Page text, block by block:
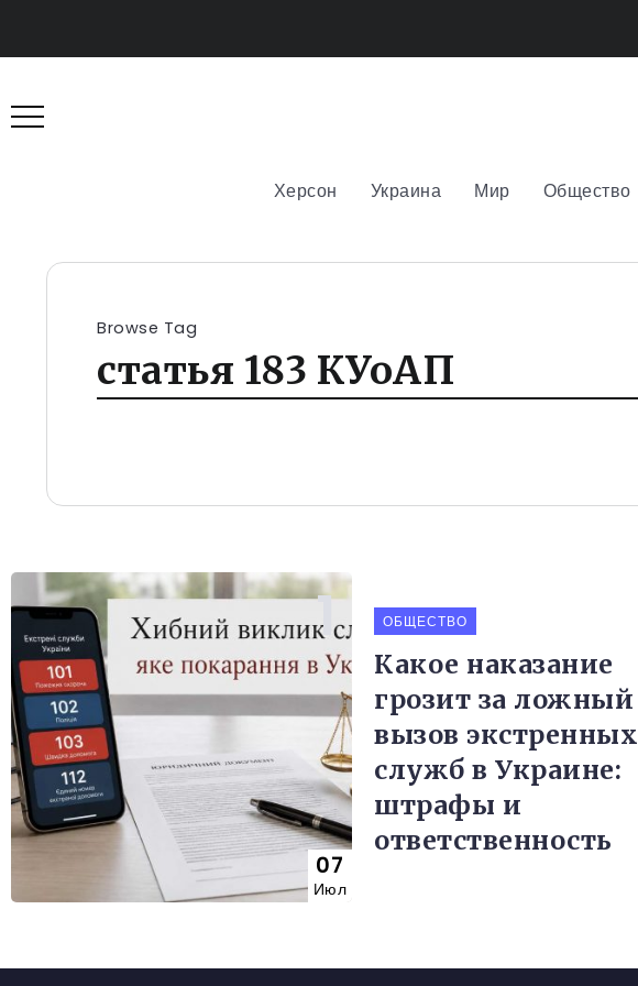
Херсон Украина Мир Общество
Browse Tag
статья 183 КУоАП
07
Июл
ОБЩЕСТВО
Какое наказание
грозит за ложный
вызов экстренных
служб в Украине:
штрафы и
ответственность